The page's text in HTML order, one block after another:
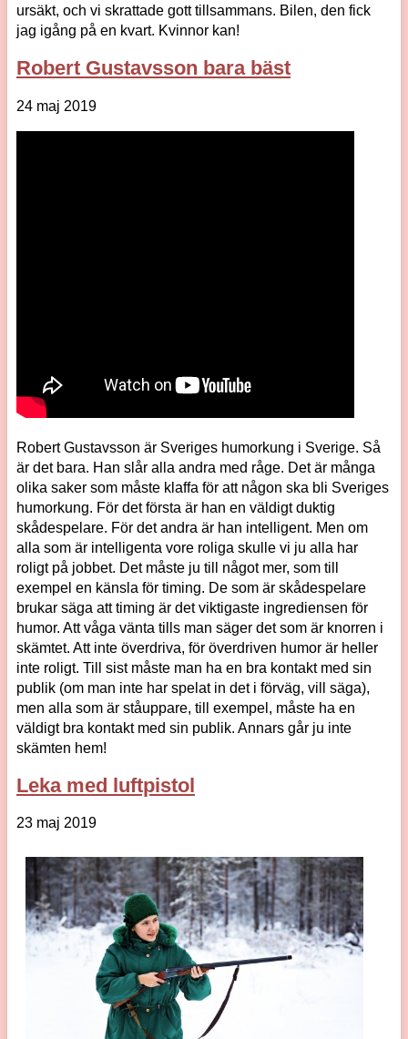
ursäkt, och vi skrattade gott tillsammans. Bilen, den fick
jag igång på en kvart. Kvinnor kan!
Robert Gustavsson bara bäst
24 maj 2019
Robert Gustavsson är Sveriges humorkung i Sverige. Så
är det bara. Han slår alla andra med råge. Det är många
olika saker som måste klaffa för att någon ska bli Sveriges
humorkung. För det första är han en väldigt duktig
skådespelare. För det andra är han intelligent. Men om
alla som är intelligenta vore roliga skulle vi ju alla har
roligt på jobbet. Det måste ju till något mer, som till
exempel en känsla för timing. De som är skådespelare
brukar säga att timing är det viktigaste ingrediensen för
humor. Att våga vänta tills man säger det som är knorren i
skämtet. Att inte överdriva, för överdriven humor är heller
inte roligt. Till sist måste man ha en bra kontakt med sin
publik (om man inte har spelat in det i förväg, vill säga),
men alla som är ståuppare, till exempel, måste ha en
väldigt bra kontakt med sin publik. Annars går ju inte
skämten hem!
Leka med luftpistol
23 maj 2019